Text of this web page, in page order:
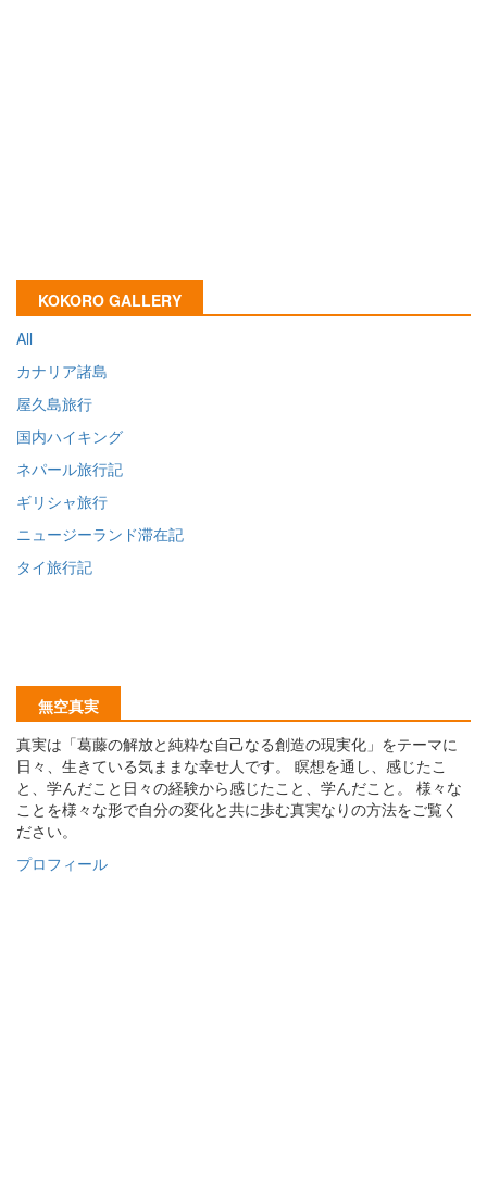
KOKORO GALLERY
All
カナリア諸島
屋久島旅行
国内ハイキング
ネパール旅行記
ギリシャ旅行
ニュージーランド滞在記
タイ旅行記
無空真実
真実は「葛藤の解放と純粋な自己なる創造の現実化」をテーマに
日々、生きている気ままな幸せ人です。 瞑想を通し、感じたこ
と、学んだこと日々の経験から感じたこと、学んだこと。 様々な
ことを様々な形で自分の変化と共に歩む真実なりの方法をご覧く
ださい。
プロフィール